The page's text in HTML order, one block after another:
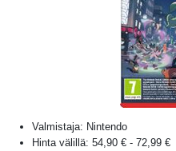
Valmistaja: Nintendo
Hinta välillä: 54,90 € - 72,99 €